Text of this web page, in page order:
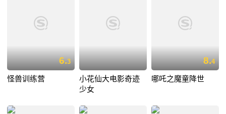
6.3
怪兽训练营
小花仙大电影奇迹
少女
8.4
哪吒之魔童降世